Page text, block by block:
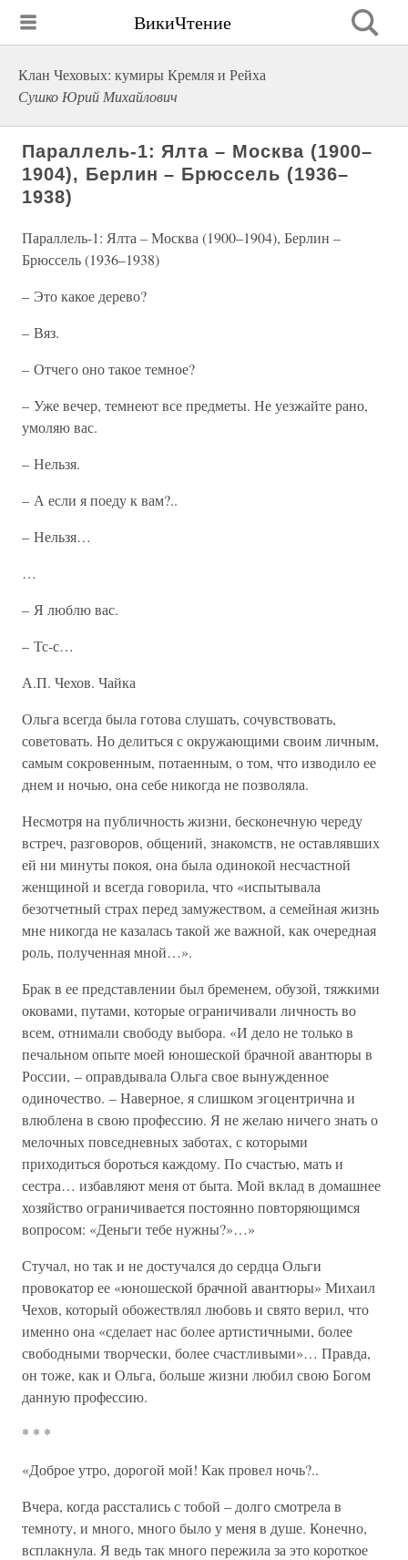
ВикиЧтение
Клан Чеховых: кумиры Кремля и Рейха
Сушко Юрий Михайлович
Параллель-1: Ялта – Москва (1900–
1904), Берлин – Брюссель (1936–
1938)
Параллель-1: Ялта – Москва (1900–1904), Берлин –
Брюссель (1936–1938)
– Это какое дерево?
– Вяз.
– Отчего оно такое темное?
– Уже вечер, темнеют все предметы. Не уезжайте рано,
умоляю вас.
– Нельзя.
– А если я поеду к вам?..
– Нельзя…
…
– Я люблю вас.
– Тс-с…
А.П. Чехов. Чайка
Ольга всегда была готова слушать, сочувствовать,
советовать. Но делиться с окружающими своим личным,
самым сокровенным, потаенным, о том, что изводило ее
днем и ночью, она себе никогда не позволяла.
Несмотря на публичность жизни, бесконечную череду
встреч, разговоров, общений, знакомств, не оставлявших
ей ни минуты покоя, она была одинокой несчастной
женщиной и всегда говорила, что «испытывала
безотчетный страх перед замужеством, а семейная жизнь
мне никогда не казалась такой же важной, как очередная
роль, полученная мной…».
Брак в ее представлении был бременем, обузой, тяжкими
оковами, путами, которые ограничивали личность во
всем, отнимали свободу выбора. «И дело не только в
печальном опыте моей юношеской брачной авантюры в
России, – оправдывала Ольга свое вынужденное
одиночество. – Наверное, я слишком эгоцентрична и
влюблена в свою профессию. Я не желаю ничего знать о
мелочных повседневных заботах, с которыми
приходиться бороться каждому. По счастью, мать и
сестра… избавляют меня от быта. Мой вклад в домашнее
хозяйство ограничивается постоянно повторяющимся
вопросом: «Деньги тебе нужны?»…»
Стучал, но так и не достучался до сердца Ольги
провокатор ее «юношеской брачной авантюры» Михаил
Чехов, который обожествлял любовь и свято верил, что
именно она «сделает нас более артистичными, более
свободными творчески, более счастливыми»… Правда,
он тоже, как и Ольга, больше жизни любил свою Богом
данную профессию.
* * *
«Доброе утро, дорогой мой! Как провел ночь?..
Вчера, когда расстались с тобой – долго смотрела в
темноту, и много, много было у меня в душе. Конечно,
всплакнула. Я ведь так много пережила за это короткое